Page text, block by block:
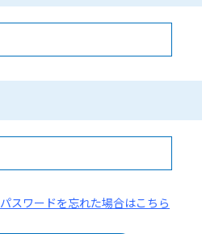
パスワードを忘れた場合はこちら